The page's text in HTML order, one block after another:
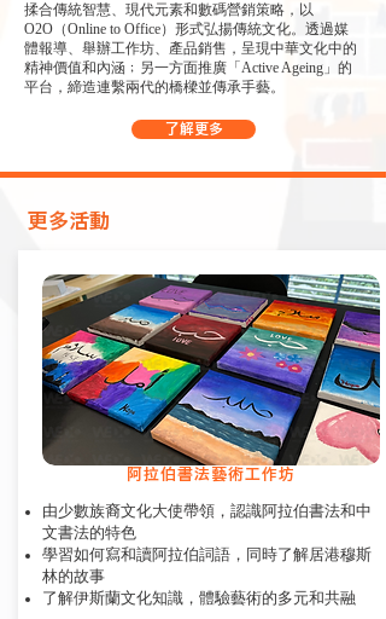
揉合傳統智慧、現代元素和數碼營銷策略，以
O2O（Online to Office）形式弘揚傳統文化。透過媒
體報導、舉辦工作坊、產品銷售，呈現中華文化中的
精神價值和內涵﹔另一方面推廣「Active Ageing」的
平台，締造連繫兩代的橋樑並傳承手藝。
了解更多
​更多活動
阿拉伯書法藝術工作坊
由少數族裔文化大使帶領，認識阿拉伯書法和中
文書法的特色
學習如何寫和讀阿拉伯詞語，同時了解居港穆斯
林的故事
了解伊斯蘭文化知識，體驗藝術的多元和共融